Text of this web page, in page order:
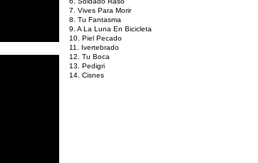
7. Vives Para Morir
8. Tu Fantasma
9. A La Luna En Bicicleta
10. Piel Pecado
11. Ivertebrado
12. Tu Boca
13. Pedigri
14. Cisnes